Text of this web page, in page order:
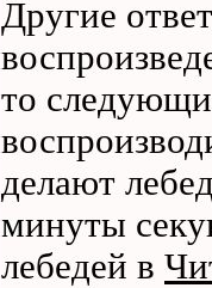
Другие
то
делают
минуты
лебедей в